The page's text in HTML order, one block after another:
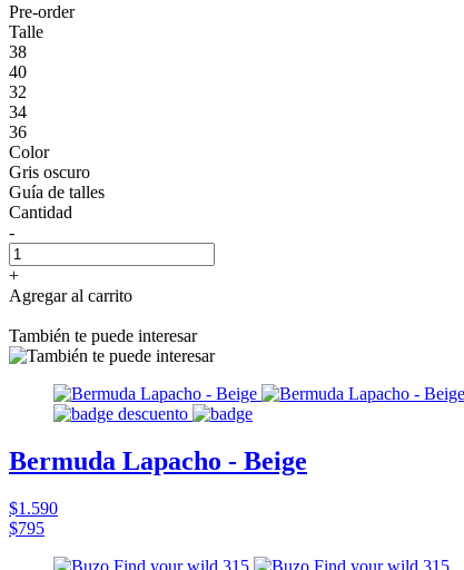
Pre-order
Talle
38
40
32
34
36
Color
Gris oscuro
Guía de talles
Cantidad
-
+
Agregar al carrito
También te puede interesar
Bermuda Lapacho - Beige
$1.590
$795